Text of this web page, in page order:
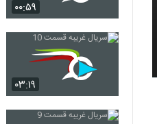
۰۰:۵۹
۰۳:۱۹